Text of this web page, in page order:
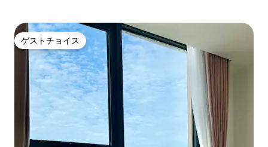
築物が見渡せます。建物自体には、ブテ
ィックコーヒーショップやアートギャラ
リーがたくさんあります。 文字通りホー
チミン市の中心部に滞在しています。ビ
テクスコ金融タワーまで3分、ベンタン中
央バス駅まで10分、タクシーは玄関のす
ぐ前です。極東の真珠、サイゴンを探索
する準備をしましょう！
ゲストチョイス
ゲストチョイス